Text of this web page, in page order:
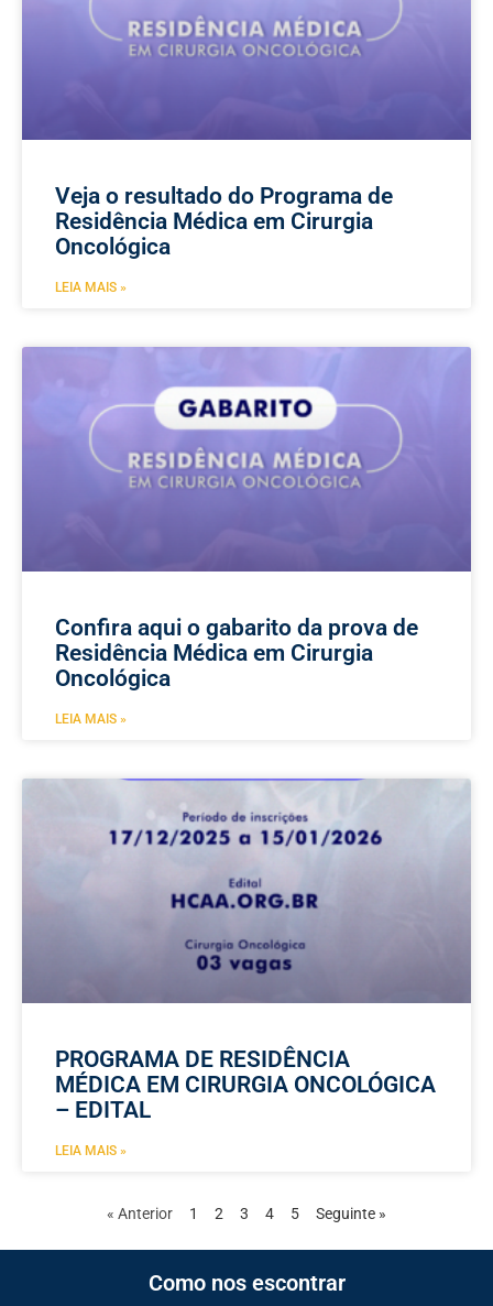
Veja o resultado do Programa de
Residência Médica em Cirurgia
Oncológica
LEIA MAIS »
Confira aqui o gabarito da prova de
Residência Médica em Cirurgia
Oncológica
LEIA MAIS »
PROGRAMA DE RESIDÊNCIA
MÉDICA EM CIRURGIA ONCOLÓGICA
– EDITAL
LEIA MAIS »
« Anterior 1 2 3 4 5 Seguinte »
Como nos escontrar